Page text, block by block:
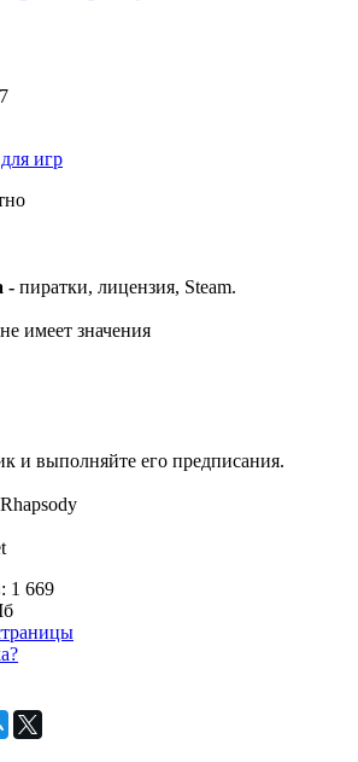
игр
- пиратки, лицензия, Steam.
не имеет значения
и выполняйте его предписания.
1 669